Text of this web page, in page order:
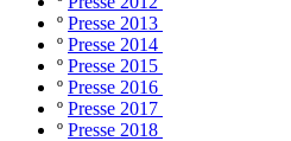
º Presse 2013
º Presse 2014
º Presse 2015
º Presse 2016
º Presse 2017
º Presse 2018